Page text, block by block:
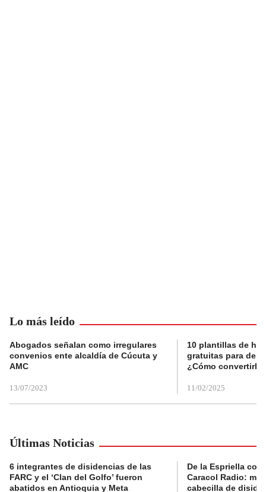
Lo más leído
Abogados señalan como irregulares
convenios ente alcaldía de Cúcuta y
AMC
13/07/2023
10 plantillas de
gratuitas para
¿Cómo convertirla
11/02/2025
Últimas Noticias
6 integrantes de disidencias de las
FARC y el ‘Clan del Golfo’ fueron
abatidos en Antioquia y Meta
De la Espriella
Caracol Radio:
cabecilla de